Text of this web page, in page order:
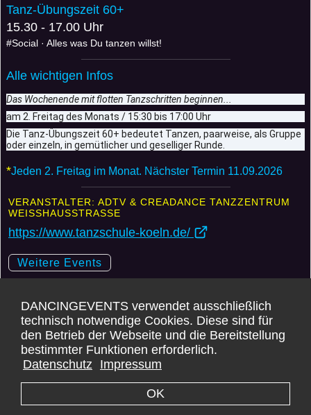
Tanz-Übungszeit 60+
15.30 - 17.00 Uhr
#Social · Alles was Du tanzen willst!
Alle wichtigen Infos
Das Wochenende mit flotten Tanzschritten beginnen...
am 2. Freitag des Monats / 15:30 bis 17:00 Uhr
Die Tanz-Übungszeit 60+ bedeutet Tanzen, paarweise, als Gruppe
oder einzeln, in gemütlicher und geselliger Runde.
*Jeden 2. Freitag im Monat. Nächster Termin 11.09.2026
VERANSTALTER: ADTV & CREADANCE TANZZENTRUM
WEISSHAUSSTRASSE
https://www.tanzschule-koeln.de/
Weitere Events
DANCINGEVENTS übernimmt KEINE GARANTIE für die Korrektheit der Daten.
Bei Wiederholungsterminen kann es vorkommen, dass Feiertage und Ferien
ausgeschlossen sind. Bitte immer zusätzlich die verlinkten Webseiten aufrufen.
Impressum -
DANCINGEVENTS verwendet ausschließlich
technisch notwendige Cookies. Diese sind für
den Betrieb der Webseite und die Bereitstellung
bestimmter Funktionen erforderlich.
Datenschutz
Impressum
OK